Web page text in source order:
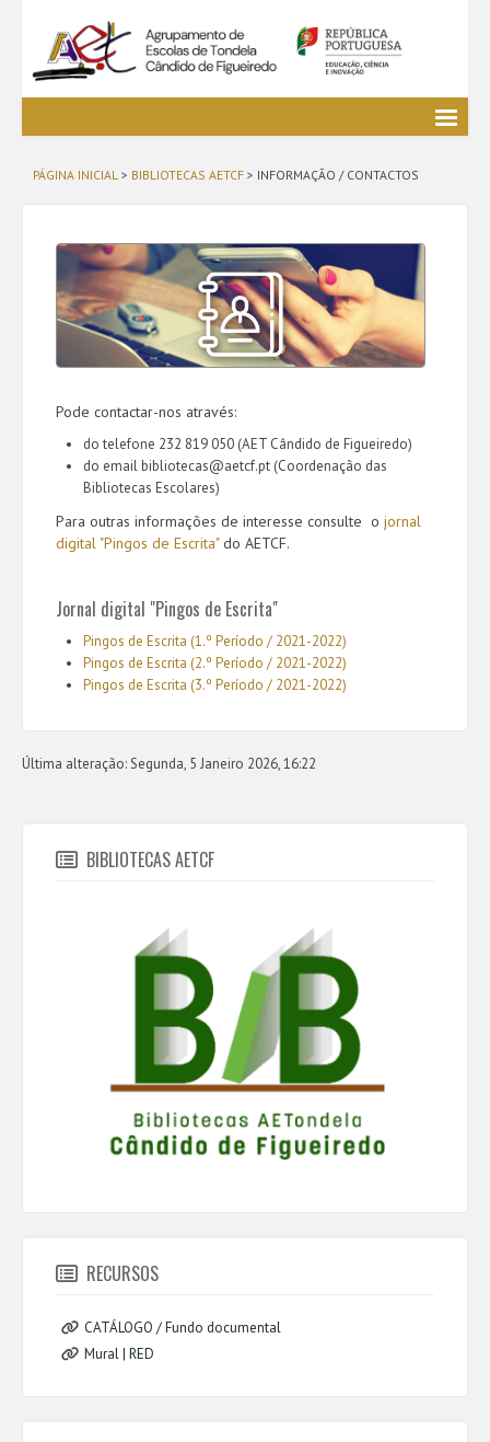
EE / Alunos
Bibliotecas
Media AETCF
Legislação
PÁGINA INICIAL > BIBLIOTECAS AETCF > INFORMAÇÃO / CONTACTOS
Pode contactar-nos através:
do telefone 232 819 050 (AET Cândido de Figueiredo)
do email bibliotecas@aetcf.pt (Coordenação das
Bibliotecas Escolares)
Para outras informações de interesse consulte o jornal
digital "Pingos de Escrita"do AETCF.
Jornal digital "Pingos de Escrita"
Pingos de Escrita (1.º Período / 2021-2022)
Pingos de Escrita (2.º Período / 2021-2022)
Pingos de Escrita (3.º Período / 2021-2022)
Última alteração: Segunda, 5 Janeiro 2026, 16:22
BIBLIOTECAS AETCF
RECURSOS
CATÁLOGO / Fundo documental
Mural | RED